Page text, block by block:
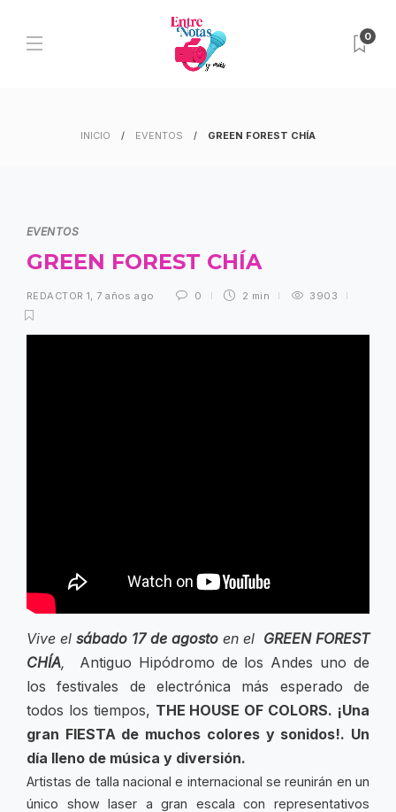
0
INICIO EVENTOS GREEN FOREST CHÍA
EVENTOS
GREEN FOREST CHÍA
REDACTOR 1, 7 años ago 0 2 min 3903
Vive el sábado 17 de agosto en el GREEN FOREST
CHÍA,
Antiguo Hipódromo de los Andes uno de
los festivales de electrónica más esperado de
todos los tiempos, THE HOUSE OF COLORS. ¡Una
gran FIESTA de muchos colores y sonidos!. Un
día lleno de música y diversión.
Artistas de talla nacional e internacional se reunirán en un
único show laser a gran escala con representativos